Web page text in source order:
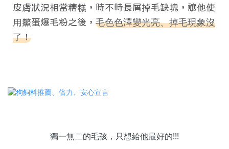
皮膚狀況相當糟糕，時不時長屑掉毛缺塊，讓他使
用鱉蛋爆毛粉之後， 毛色色澤變光亮、掉毛現象沒
了！
獨一無二的毛孩，只想給他最好的!!!